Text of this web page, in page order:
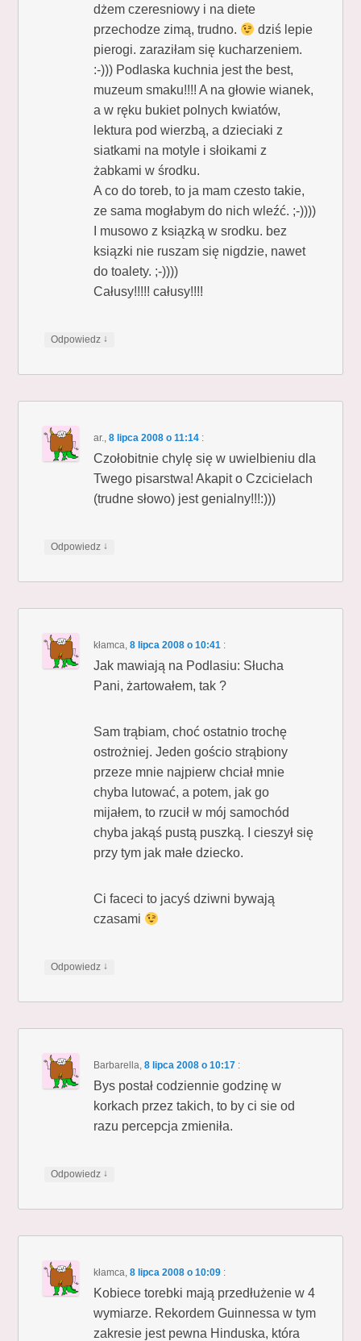
dżem czeresniowy i na diete
przechodze zimą, trudno.
dziś lepie
pierogi. zaraziłam się kucharzeniem.
:-))) Podlaska kuchnia jest the best,
muzeum smaku!!!! A na głowie wianek,
a w ręku bukiet polnych kwiatów,
lektura pod wierzbą, a dzieciaki z
siatkami na motyle i słoikami z
żabkami w środku.
A co do toreb, to ja mam czesto takie,
ze sama mogłabym do nich wleźć. ;-))))
I musowo z ksiązką w srodku. bez
ksiązki nie ruszam się nigdzie, nawet
do toalety. ;-))))
Całusy!!!!! całusy!!!!
Odpowiedz ↓
ar.,8 lipca 2008 o 11:14 :
Czołobitnie chylę się w uwielbieniu dla
Twego pisarstwa! Akapit o Czcicielach
(trudne słowo) jest genialny!!!:)))
Odpowiedz ↓
kłamca,8 lipca 2008 o 10:41 :
Jak mawiają na Podlasiu: Słucha
Pani, żartowałem, tak ?
Sam trąbiam, choć ostatnio trochę
ostrożniej. Jeden gościo strąbiony
przeze mnie najpierw chciał mnie
chyba lutować, a potem, jak go
mijałem, to rzucił w mój samochód
chyba jakąś pustą puszką. I cieszył się
przy tym jak małe dziecko.
Ci faceci to jacyś dziwni bywają
czasami
Odpowiedz ↓
Barbarella,8 lipca 2008 o 10:17 :
Bys postał codziennie godzinę w
korkach przez takich, to by ci sie od
razu percepcja zmieniła.
Odpowiedz ↓
kłamca,8 lipca 2008 o 10:09 :
Kobiece torebki mają przedłużenie w 4
wymiarze. Rekordem Guinnessa w tym
zakresie jest pewna Hinduska, która